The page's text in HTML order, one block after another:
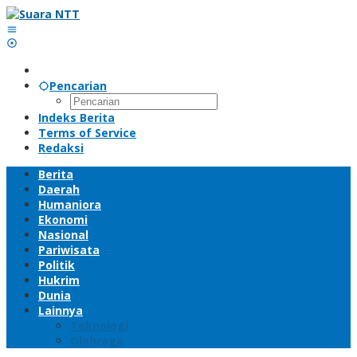
Lewati
ke
konten
Pencarian
Indeks Berita
Terms of Service
Redaksi
Berita
Daerah
Humaniora
Ekonomi
Nasional
Pariwisata
Politik
Hukrim
Dunia
Lainnya
Teknologi
Olahraga